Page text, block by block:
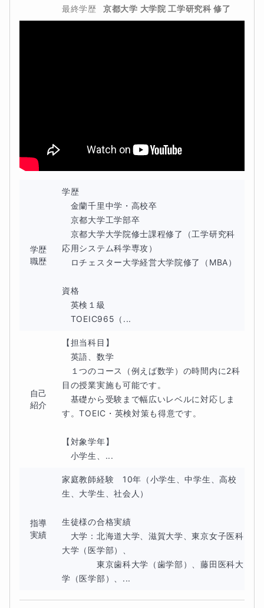
私自身、帰国子女ではありませんし、学校で教わった英語
「こういった点」を大切にしながら指導を進めていきます
の説明をします。この時点で納得がいかない点があれば、
どんどんご質問ください。並行して例文や練習問題を扱い
ながら「これは丸暗記しましょう」「これは、このような
考え方で解きましょう」という風に、様々な問題に対する
基礎から応用までの実力を習得することができます。
お問合せをいただく際に知りたいこと
ご受講の目的（定期テスト対策または受験対策など）
英語学習において悩んでいること（授業についてゆけな
い、など）
最終学歴
京都大学 大学院 工学研究科 修了
学歴
職歴
学歴
金蘭千里中学・高校卒
京都大学工学部卒
京都大学大学院修士課程修了（工学研究科
応用システム科学専攻）
ロチェスター大学経営大学院修了（MBA）
資格
英検１級
TOEIC965（...
自己
紹介
【担当科目】
英語、数学
１つのコース（例えば数学）の時間内に2科
目の授業実施も可能です。
基礎から受験まで幅広いレベルに対応しま
す。TOEIC・英検対策も得意です。
【対象学年】
小学生、...
指導
実績
家庭教師経験　10年（小学生、中学生、高校
生、大学生、社会人）
生徒様の合格実績
大学：北海道大学、滋賀大学、東京女子医科
大学（医学部）、
東京歯科大学（歯学部）、藤田医科大
学（医学部）、...